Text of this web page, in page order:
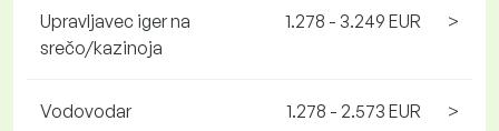
Upravljavec iger na
srečo/kazinoja
1.278 - 3.249 EUR >
Vodovodar 1.278 - 2.573 EUR >